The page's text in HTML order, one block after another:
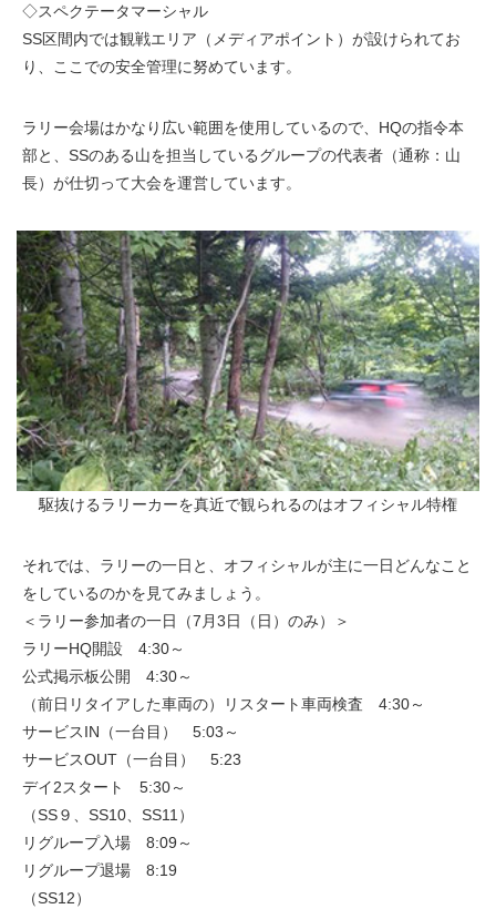
◇スペクテータマーシャル
SS区間内では観戦エリア（メディアポイント）が設けられてお
り、ここでの安全管理に努めています。
ラリー会場はかなり広い範囲を使用しているので、HQの指令本
部と、SSのある山を担当しているグループの代表者（通称：山
長）が仕切って大会を運営しています。
駆抜けるラリーカーを真近で観られるのはオフィシャル特権
それでは、ラリーの一日と、オフィシャルが主に一日どんなこと
をしているのかを見てみましょう。
＜ラリー参加者の一日（7月3日（日）のみ）＞
ラリーHQ開設 4:30～
公式掲示板公開 4:30～
（前日リタイアした車両の）リスタート車両検査 4:30～
サービスIN（一台目） 5:03～
サービスOUT（一台目） 5:23
デイ2スタート 5:30～
（SS９、SS10、SS11）
リグループ入場 8:09～
リグループ退場 8:19
（SS12）